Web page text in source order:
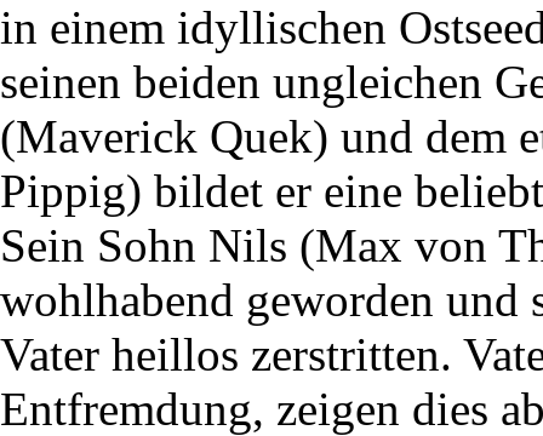
in einem idyllischen
seinen beiden ungleichen
(Maverick Quek) und dem
Pippig) bildet er eine
Sein Sohn Nils (Max von
wohlhabend geworden und
Vater heillos zerstritten.
Entfremdung, zeigen dies